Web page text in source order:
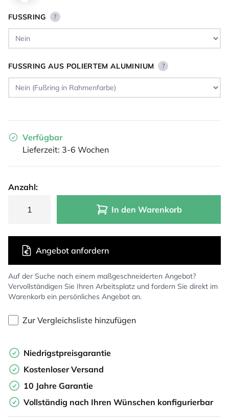
FUSSRING ?
FUSSRING AUS POLIERTEM ALUMINIUM ?
Verfügbar
Lieferzeit: 3-6 Wochen
Anzahl:
In den Warenkorb
Auf der Suche nach einem maßgeschneiderten Angebot?
Vervollständigen Sie Ihren Arbeitsplatz und fordern Sie direkt im
Warenkorb ein persönliches Angebot an.
Angebot anfordern
Zur Vergleichsliste hinzufügen
Niedrigstpreisgarantie
Kostenloser Versand
10 Jahre Garantie
Vollständig nach Ihren Wünschen konfigurierbar